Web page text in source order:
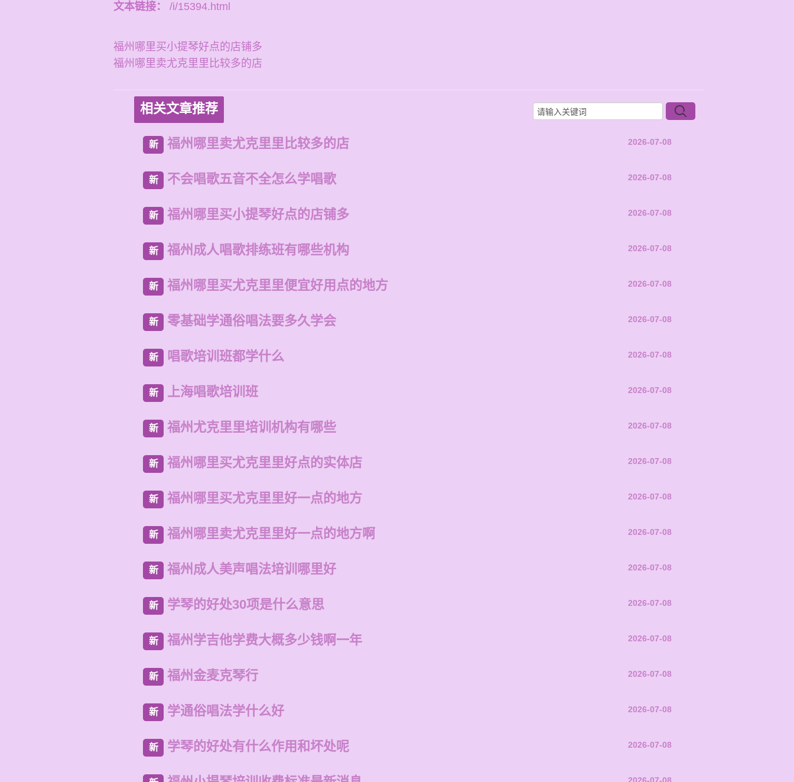
文本链接：
/i/15394.html
福州哪里买小提琴好点的店铺多
福州哪里卖尤克里里比较多的店
相关文章推荐
新 福州哪里卖尤克里里比较多的店 2026-07-08
新 不会唱歌五音不全怎么学唱歌 2026-07-08
新 福州哪里买小提琴好点的店铺多 2026-07-08
新 福州成人唱歌排练班有哪些机构 2026-07-08
新 福州哪里买尤克里里便宜好用点的地方 2026-07-08
新 零基础学通俗唱法要多久学会 2026-07-08
新 唱歌培训班都学什么 2026-07-08
新 上海唱歌培训班 2026-07-08
新 福州尤克里里培训机构有哪些 2026-07-08
新 福州哪里买尤克里里好点的实体店 2026-07-08
新 福州哪里买尤克里里好一点的地方 2026-07-08
新 福州哪里卖尤克里里好一点的地方啊 2026-07-08
新 福州成人美声唱法培训哪里好 2026-07-08
新 学琴的好处30项是什么意思 2026-07-08
新 福州学吉他学费大概多少钱啊一年 2026-07-08
新 福州金麦克琴行 2026-07-08
新 学通俗唱法学什么好 2026-07-08
新 学琴的好处有什么作用和坏处呢 2026-07-08